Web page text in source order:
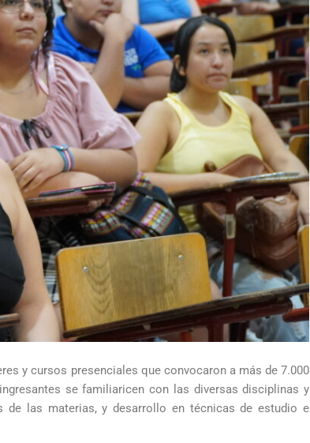
y cursos presenciales que convocaron a más de 7.000
se familiaricen con las diversas disciplinas y
de las materias, y desarrollo en técnicas de estudio e